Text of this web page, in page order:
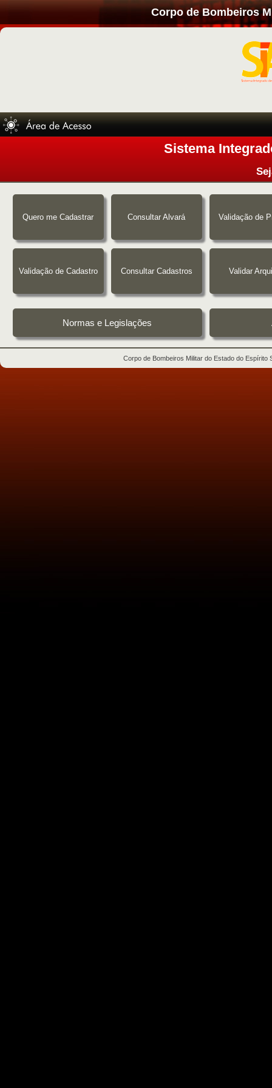
Corpo de Bombeiros
Sistema
Quero me Cadastrar Consultar Alvará Validação de
Validação de Cadastro Consultar Cadastros Validar
Normas e Legislações
Corpo de Bombeiros Militar do Estado do